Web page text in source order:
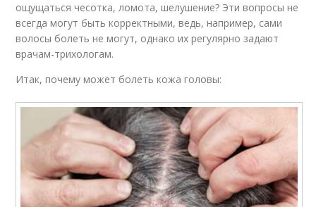
ощущаться чесотка, ломота, шелушение? Эти вопросы не
всегда могут быть корректными, ведь, например, сами
волосы болеть не могут, однако их регулярно задают
врачам-трихологам.
Итак, почему может болеть кожа головы: